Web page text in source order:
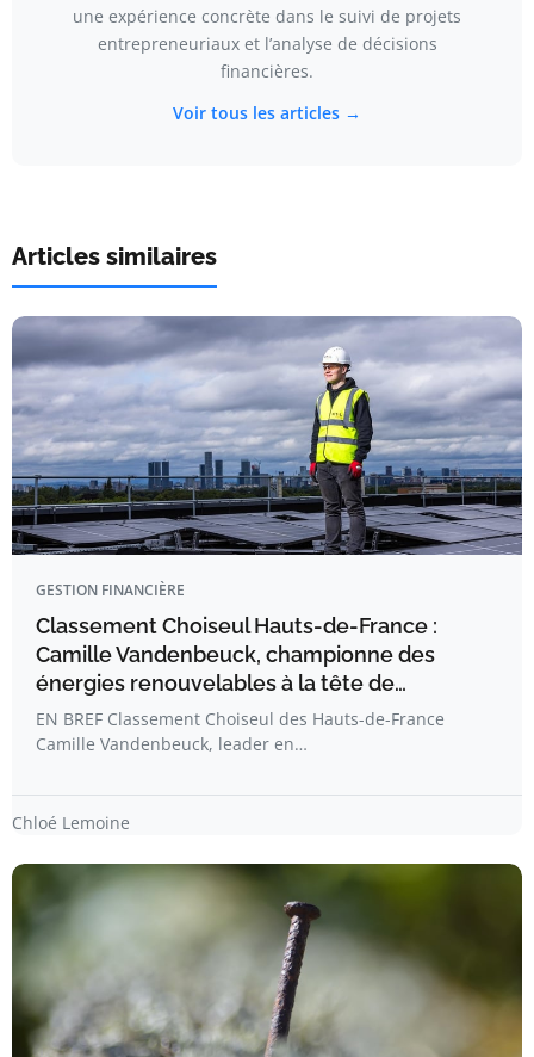
une expérience concrète dans le suivi de projets
entrepreneuriaux et l’analyse de décisions
financières.
Voir tous les articles →
Articles similaires
GESTION FINANCIÈRE
Classement Choiseul Hauts-de-France :
Camille Vandenbeuck, championne des
énergies renouvelables à la tête de…
EN BREF Classement Choiseul des Hauts-de-France
Camille Vandenbeuck, leader en…
Chloé Lemoine